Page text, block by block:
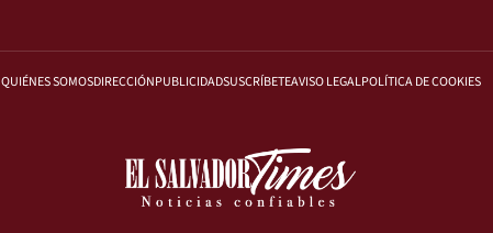
QUIÉNES SOMOSDIRECCIÓNPUBLICIDADSUSCRÍBETEAVISO LEGALPOLÍTICA DE COOKIES